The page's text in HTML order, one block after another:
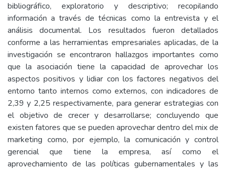
bibliográfico, exploratorio y descriptivo; recopilando
información a través de técnicas como la entrevista y el
análisis documental. Los resultados fueron detallados
conforme a las herramientas empresariales aplicadas, de la
investigación se encontraron hallazgos importantes como
que la asociación tiene la capacidad de aprovechar los
aspectos positivos y lidiar con los factores negativos del
entorno tanto internos como externos, con indicadores de
2,39 y 2,25 respectivamente, para generar estrategias con
el objetivo de crecer y desarrollarse; concluyendo que
existen fatores que se pueden aprovechar dentro del mix de
marketing como, por ejemplo, la comunicación y control
gerencial que tiene la empresa, así como el
aprovechamiento de las políticas gubernamentales y las